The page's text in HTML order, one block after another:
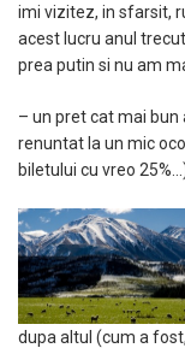
imi vizitez, in sfarsit,
acest lucru anul
prea putin si nu am
– un pret cat mai bun
renuntat la un mic
biletului cu vreo
dupa altul (cum a